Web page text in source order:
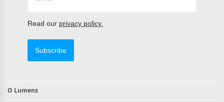
Read our privacy policy.
Subscribe
О Lumens